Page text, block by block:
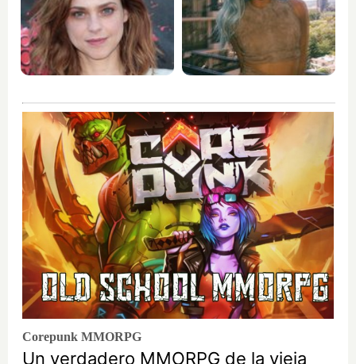
Corepunk MMORPG
Un verdadero MMORPG de la vieja